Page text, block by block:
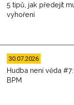
5 tipů, jak předejít
vyhoření
30.07.2026
Hudba není věda
BPM